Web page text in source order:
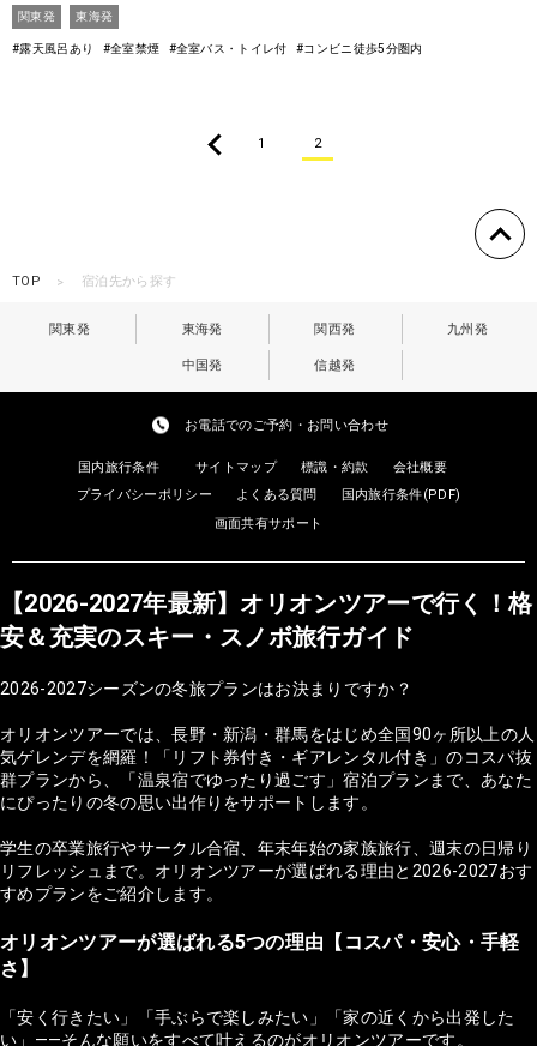
関東発
東海発
#露天風呂あり #全室禁煙 #全室バス・トイレ付 #コンビニ徒歩5分圏内
1 2
TOP 宿泊先から探す
関東発 東海発 関西発 九州発
中国発 信越発
お電話でのご予約・お問い合わせ
国内旅行条件 サイトマップ 標識・約款
会社概要
プライバシーポリシー
よくある質問
国内旅行条件(PDF)
画面共有サポート
【2026-2027年最新】オリオンツアーで行く！格
安＆充実のスキー・スノボ旅行ガイド
2026-2027シーズンの冬旅プランはお決まりですか？
オリオンツアーでは、長野・新潟・群馬をはじめ全国90ヶ所以上の人
気ゲレンデを網羅！「リフト券付き・ギアレンタル付き」のコスパ抜
群プランから、「温泉宿でゆったり過ごす」宿泊プランまで、あなた
にぴったりの冬の思い出作りをサポートします。
学生の卒業旅行やサークル合宿、年末年始の家族旅行、週末の日帰り
リフレッシュまで。オリオンツアーが選ばれる理由と2026-2027おす
すめプランをご紹介します。
オリオンツアーが選ばれる5つの理由【コスパ・安心・手軽
さ】
「安く行きたい」「手ぶらで楽しみたい」「家の近くから出発した
い」——そんな願いをすべて叶えるのがオリオンツアーです。